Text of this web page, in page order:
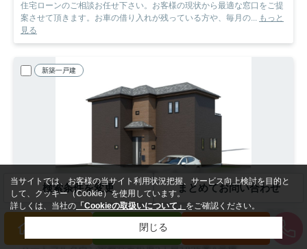
住宅ローンのご相談お任せ下さい。お客様の現状から最適な窓口をご提
案させて頂きます。お車の借り入れが残っている方や、毎月の... もっと
見る
新築一戸建
検索条件を変更 まとめてお問い合わせ
売りたい方
当サイトでは、お客様の当サイト利用状況把握、サービス向上検討を目的と
して、クッキー（Cookie）を使用しています。
詳しくは、当社の 「Cookieの取扱いについて」 をご確認ください。
閉じる